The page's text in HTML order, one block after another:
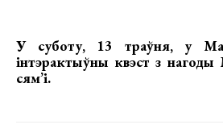
У суботу, 13 траўня, у
інтэрактыўны квэст з
сям’і.